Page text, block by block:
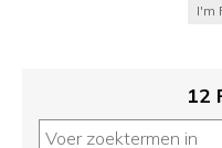
I'm
12